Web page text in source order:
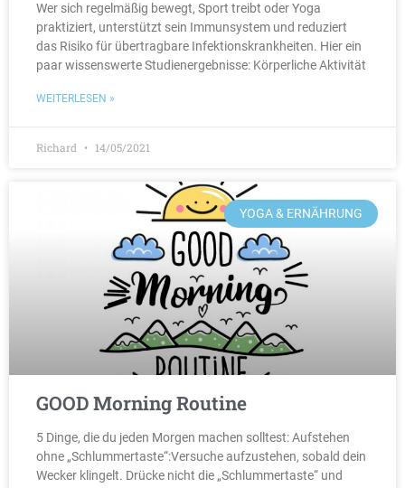
Wer sich regelmäßig bewegt, Sport treibt oder Yoga
praktiziert, unterstützt sein Immunsystem und reduziert
das Risiko für übertragbare Infektionskrankheiten. Hier ein
paar wissenswerte Studienergebnisse: Körperliche Aktivität
WEITERLESEN »
Richard 14/05/2021
YOGA & ERNÄHRUNG
GOOD Morning Routine
5 Dinge, die du jeden Morgen machen solltest: Aufstehen
ohne „Schlummertaste“:Versuche aufzustehen, sobald dein
Wecker klingelt. Drücke nicht die „Schlummertaste“ und